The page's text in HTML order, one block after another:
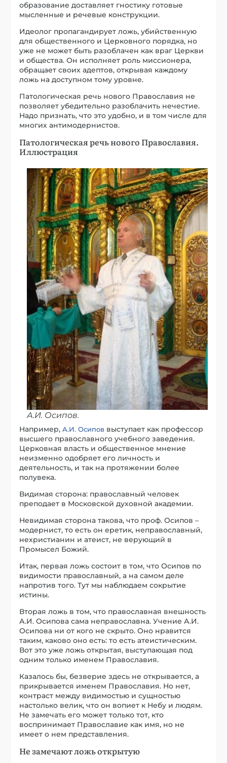
образование доставляет гностику готовые
мысленные и речевые конструкции.
Идеолог пропагандирует ложь, убийственную
для общественного и Церковного порядка, но
уже не может быть разоблачен как враг Церкви
и общества. Он исполняет роль миссионера,
обращает своих адептов, открывая каждому
ложь на доступном тому уровне.
Патологическая речь нового Православия не
позволяет убедительно разоблачить нечестие.
Надо признать, что это удобно, и в том числе для
многих антимодернистов.
Патологическая речь нового Православия.
Иллюстрация
А.И. Осипов.
Например,А.И. Осипов выступает как профессор
высшего православного учебного заведения.
Церковная власть и общественное мнение
неизменно одобряет его личность и
деятельность, и так на протяжении более
полувека.
Видимая сторона: православный человек
преподает в Московской духовной академии.
Невидимая сторона такова, что проф. Осипов –
модернист, то есть он еретик, неправославный,
нехристианин и атеист, не верующий в
Промысел Божий.
Итак, первая ложь состоит в том, что Осипов по
видимости православный, а на самом деле
напротив того. Тут мы наблюдаем сокрытие
истины.
Вторая ложь в том, что православная внешность
А.И. Осипова сама неправославна. Учение А.И.
Осипова ни от кого не скрыто. Оно нравится
таким, каково оно есть: то есть атеистическим.
Вот это уже ложь открытая, выступающая под
одним только именем Православия.
Казалось бы, безверие здесь не открывается, а
прикрывается именем Православия. Но нет,
контраст между видимостью и сущностью
настолько велик, что он вопиет к Небу и людям.
Не замечать его может только тот, кто
воспринимает Православие как имя, но не
имеет о нем представления.
Не замечают ложь открытую